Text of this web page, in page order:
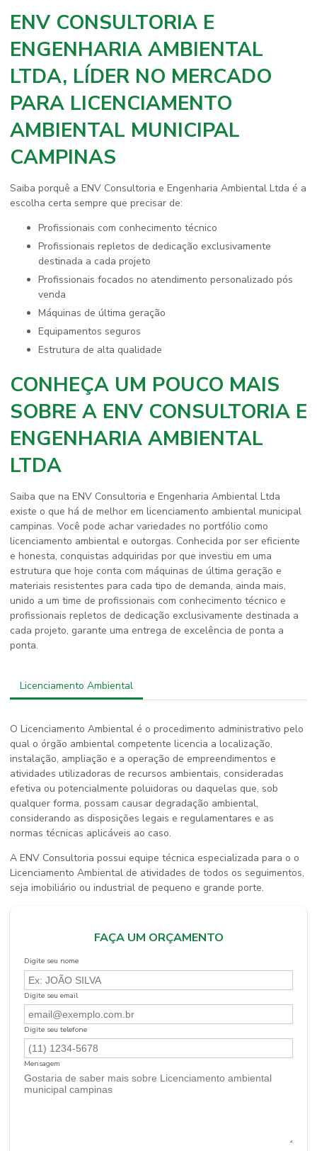
ENV CONSULTORIA E
ENGENHARIA AMBIENTAL
LTDA, LÍDER NO MERCADO
PARA LICENCIAMENTO
AMBIENTAL MUNICIPAL
CAMPINAS
Saiba porquê a ENV Consultoria e Engenharia Ambiental Ltda é a
escolha certa sempre que precisar de:
profissionais com conhecimento técnico
profissionais repletos de dedicação exclusivamente
destinada a cada projeto
profissionais focados no atendimento personalizado pós
venda
máquinas de última geração
equipamentos seguros
estrutura de alta qualidade
CONHEÇA UM POUCO MAIS
SOBRE A ENV CONSULTORIA E
ENGENHARIA AMBIENTAL
LTDA
Saiba que na ENV Consultoria e Engenharia Ambiental Ltda
existe o que há de melhor em licenciamento ambiental municipal
campinas. Você pode achar variedades no portfólio como
licenciamento ambiental e outorgas. Conhecida por ser eficiente
e honesta, conquistas adquiridas por que investiu em uma
estrutura que hoje conta com máquinas de última geração e
materiais resistentes para cada tipo de demanda, ainda mais,
unido a um time de profissionais com conhecimento técnico e
profissionais repletos de dedicação exclusivamente destinada a
cada projeto, garante uma entrega de excelência de ponta a
ponta.
Licenciamento Ambiental
O Licenciamento Ambiental é o procedimento administrativo pelo
qual o órgão ambiental competente licencia a localização,
instalação, ampliação e a operação de empreendimentos e
atividades utilizadoras de recursos ambientais, consideradas
efetiva ou potencialmente poluidoras ou daquelas que, sob
qualquer forma, possam causar degradação ambiental,
considerando as disposições legais e regulamentares e as
normas técnicas aplicáveis ao caso.
A ENV Consultoria possui equipe técnica especializada para o o
Licenciamento Ambiental de atividades de todos os seguimentos,
seja imobiliário ou industrial de pequeno e grande porte.
FAÇA UM ORÇAMENTO
Digite seu nome
Digite seu email
Digite seu telefone
Mensagem